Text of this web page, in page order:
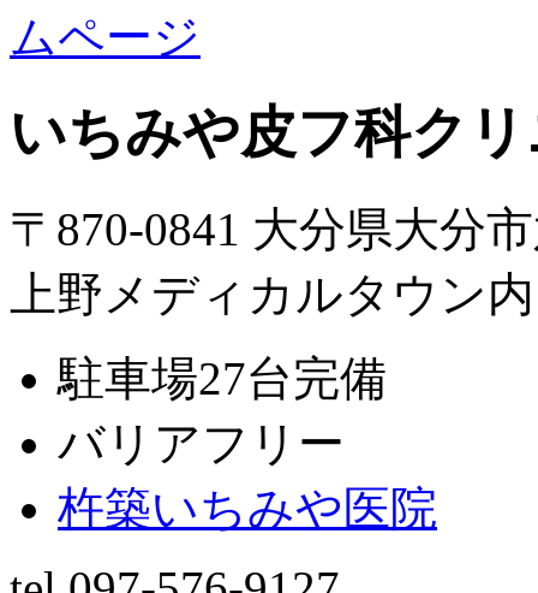
いちみや皮フ科ク
〒870-0841 大分県大分
上野メディカルタウン内
駐車場27台完備
バリアフリー
杵築いちみや医院